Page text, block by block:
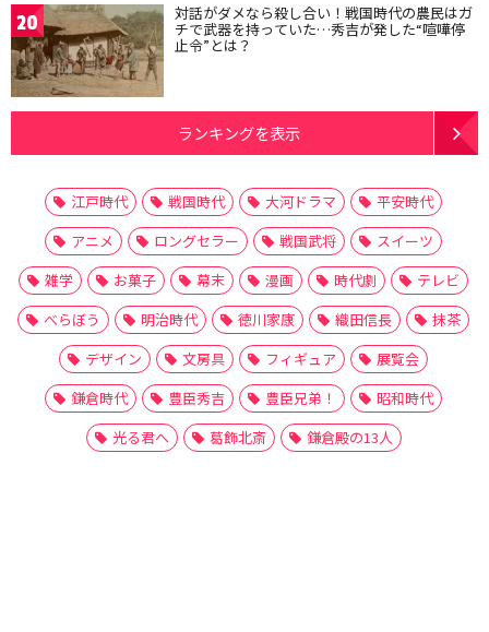
20 対話がダメなら殺し合い！戦国時代の農民はガ
チで武器を持っていた…秀吉が発した“喧嘩停
止令”とは？
ランキングを表示
江戸時代 戦国時代 大河ドラマ
平安時代
アニメ
ロングセラー 戦国武将
スイーツ
雑学
お菓子 幕末 漫画 時代劇
テレビ
べらぼう
明治時代 徳川家康 織田信長
抹茶
デザイン
文房具 フィギュア
展覧会
鎌倉時代
豊臣秀吉 豊臣兄弟！
昭和時代
光る君へ
葛飾北斎 鎌倉殿の13人